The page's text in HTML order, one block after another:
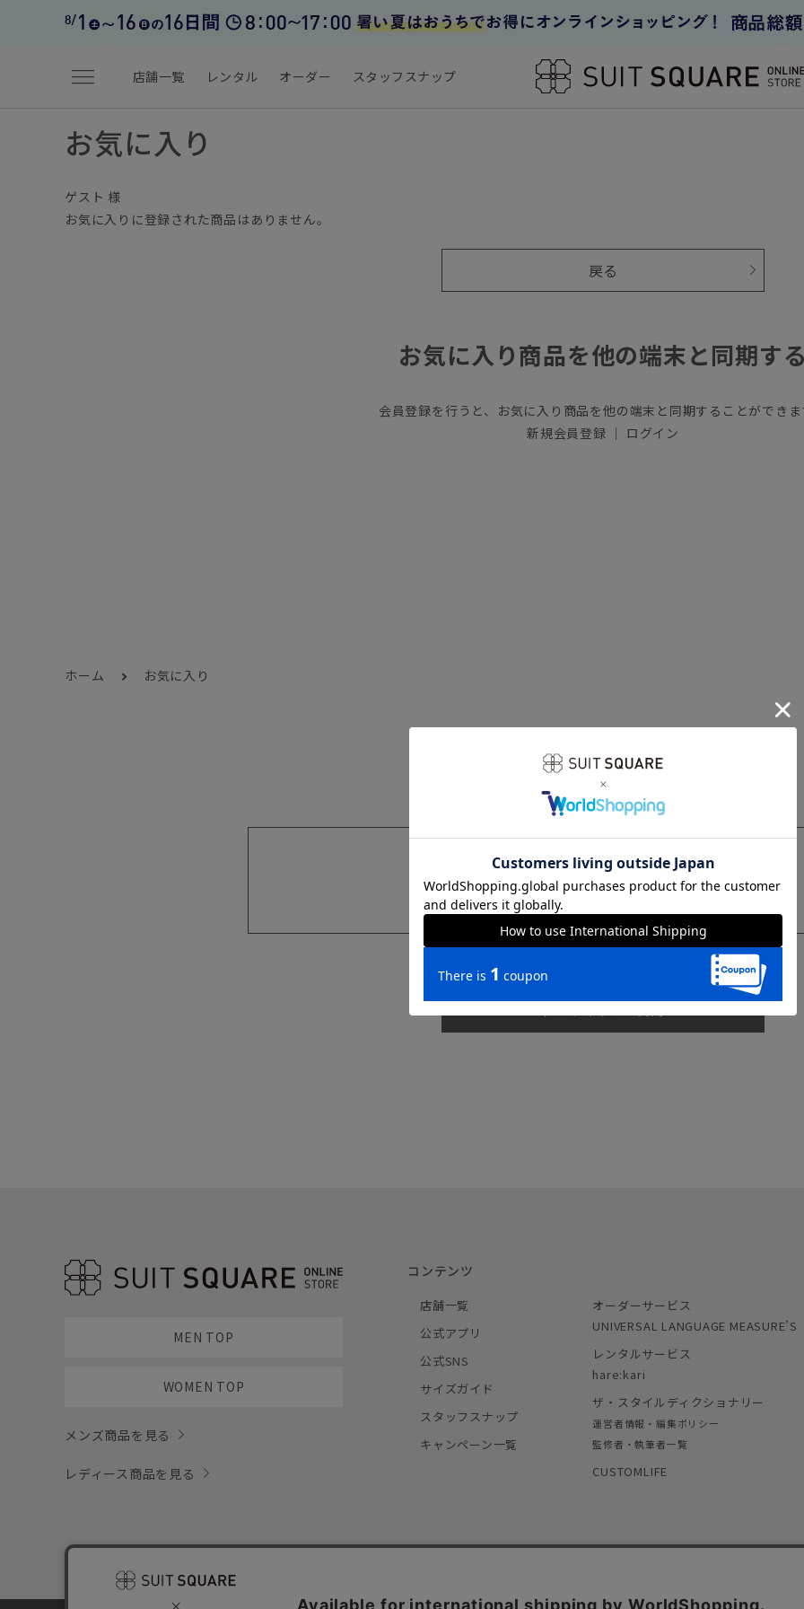
menu 店舗一覧 レンタル オーダー スタッフスナップ
お気に入り
ゲスト 様
お気に入りに登録された商品はありません。
戻る
お気に入り商品を他の端末と同期す
会員登録を行うと、お気に入り商品を他の端末と同期することができ
新規会員登録 ｜ ログイン
ホーム お気に入り
sms
MEN TOP
WOMEN TOP
メンズ商品を見る
レディース商品を見る
コンテンツ
店舗一覧
公式アプリ
公式SNS
サイズガイド
スタッフスナップ
キャンペーン一覧
オーダーサービス
UNIVERSAL LANGUAGE MEASURE’S
レンタルサービス
hare:kari
ザ・スタイルディクショナリー
運営者情報・編集ポリシー
監修者・執筆者一覧
CUSTOMLIFE